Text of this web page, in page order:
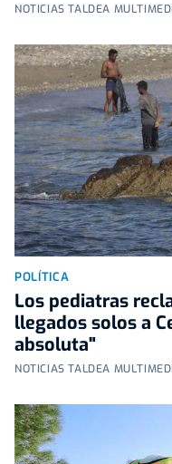
NOTICIAS TALDEA
POLÍTICA
Los pediatras
llegados solos a
absoluta"
NOTICIAS TALDEA